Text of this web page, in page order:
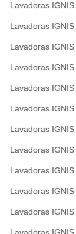
Lavadoras IGNIS
Lavadoras IGNIS
Lavadoras IGNIS
Lavadoras IGNIS
Lavadoras IGNIS
Lavadoras IGNIS
Lavadoras IGNIS
Lavadoras IGNIS
Lavadoras IGNIS
Lavadoras IGNIS
Lavadoras IGNIS